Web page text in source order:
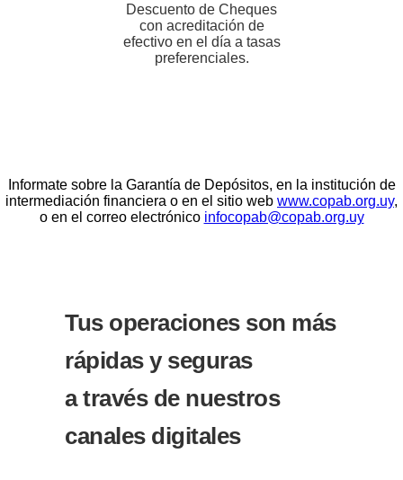
Descuento de Cheques
con acreditación de
efectivo en el día a tasas
preferenciales.
Informate sobre la Garantía de Depósitos, en la institución de
intermediación financiera o en el sitio web www.copab.org.uy,
o en el correo electrónico infocopab@copab.org.uy
Tus operaciones son más
rápidas y seguras
a través de nuestros
canales digitales